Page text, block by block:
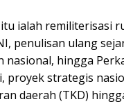
ialah remiliterisasi
penulisan ulang
nasional, hingga
proyek strategis
daerah (TKD)